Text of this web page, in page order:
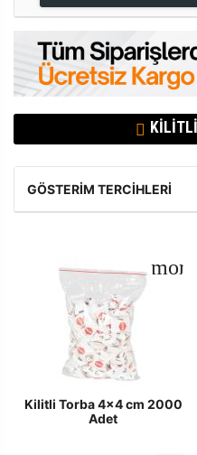
GÖSTERIM TERCIHLERI
Kilitli Torba 4x4 cm 2000
Adet